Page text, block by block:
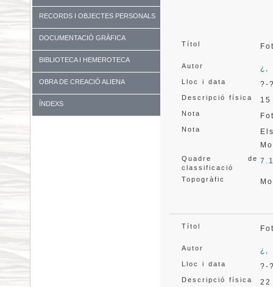
RECORDS I OBJECTES PERSONALS
DOCUMENTACIÓ GRÀFICA
BIBLIOTECA I HEMEROTECA
OBRA DE CREACIÓ ALIENA
ÍNDEXS
Títol
Autor ¿,
Lloc i data ?-
Descripció física
Nota
Nota
Quadre de
classificació
Topogràfic
Títol
Autor ¿,
Lloc i data ?-
Descripció física